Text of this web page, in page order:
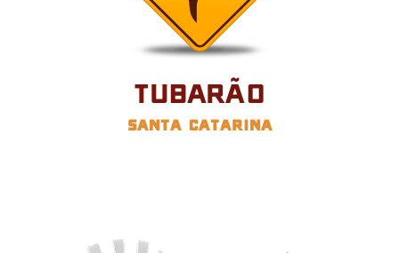
Tubarão
Santa Catarina